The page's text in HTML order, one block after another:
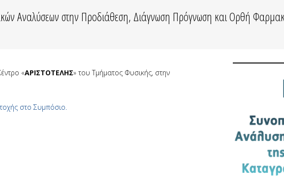
Αναλύσεων στην Προδιάθεση, Διάγνωση Πρόγνωση και Ορθή
«ΑΡΙΣΤΟΤΕΛΗΣ» του Τμήματος Φυσικής, στην
στο Συμπόσιο.